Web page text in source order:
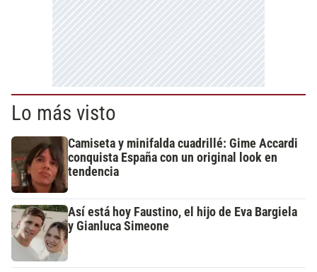
Lo más visto
Camiseta y minifalda cuadrillé: Gime Accardi
conquista España con un original look en
tendencia
Así está hoy Faustino, el hijo de Eva Bargiela
y Gianluca Simeone